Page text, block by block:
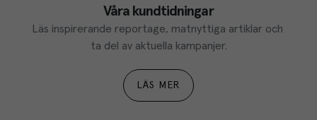
Våra kundtidningar
Läs inspirerande reportage, matnyttiga artiklar och
ta del av aktuella kampanjer.
LÄS MER